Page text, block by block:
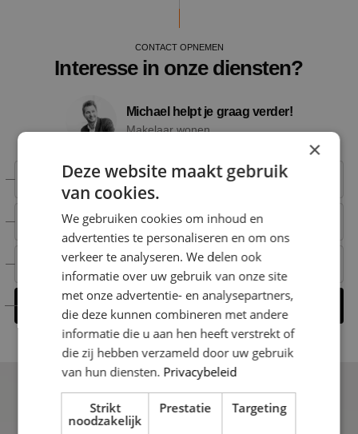
CONTACT OPNEMEN
Interesse in onze diensten?
Michael helpt je graag verder!
Makelaar wonen
+31 6 15 00 52 66
+31 6 15 00 52 66
michael@nestmakelaardij.nl
Contact opnemen
×
Deze website maakt gebruik
van cookies.
We gebruiken cookies om inhoud en
advertenties te personaliseren en om ons
verkeer te analyseren. We delen ook
informatie over uw gebruik van onze site
met onze advertentie- en analysepartners,
die deze kunnen combineren met andere
informatie die u aan hen heeft verstrekt of
die zij hebben verzameld door uw gebruik
van hun diensten. Privacybeleid
Strikt
noodzakelijk
Prestatie Targeting